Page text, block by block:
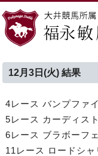
12月3日(火) 結果
4レース バンプファ
5レース カーデ
6レース ブラボー
11レース ロード